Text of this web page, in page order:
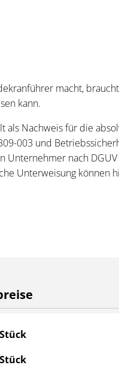
macht,
kann.
als Nachweis für die
003 und
Unternehmer nach
Unterweisung können